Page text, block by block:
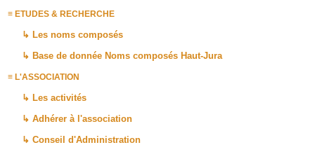
≡ ETUDES & RECHERCHE
↳ Les noms composés
↳ Base de donnée Noms composés Haut-Jura
≡ L'ASSOCIATION
↳ Les activités
↳ Adhérer à l'association
↳ Conseil d'Administration